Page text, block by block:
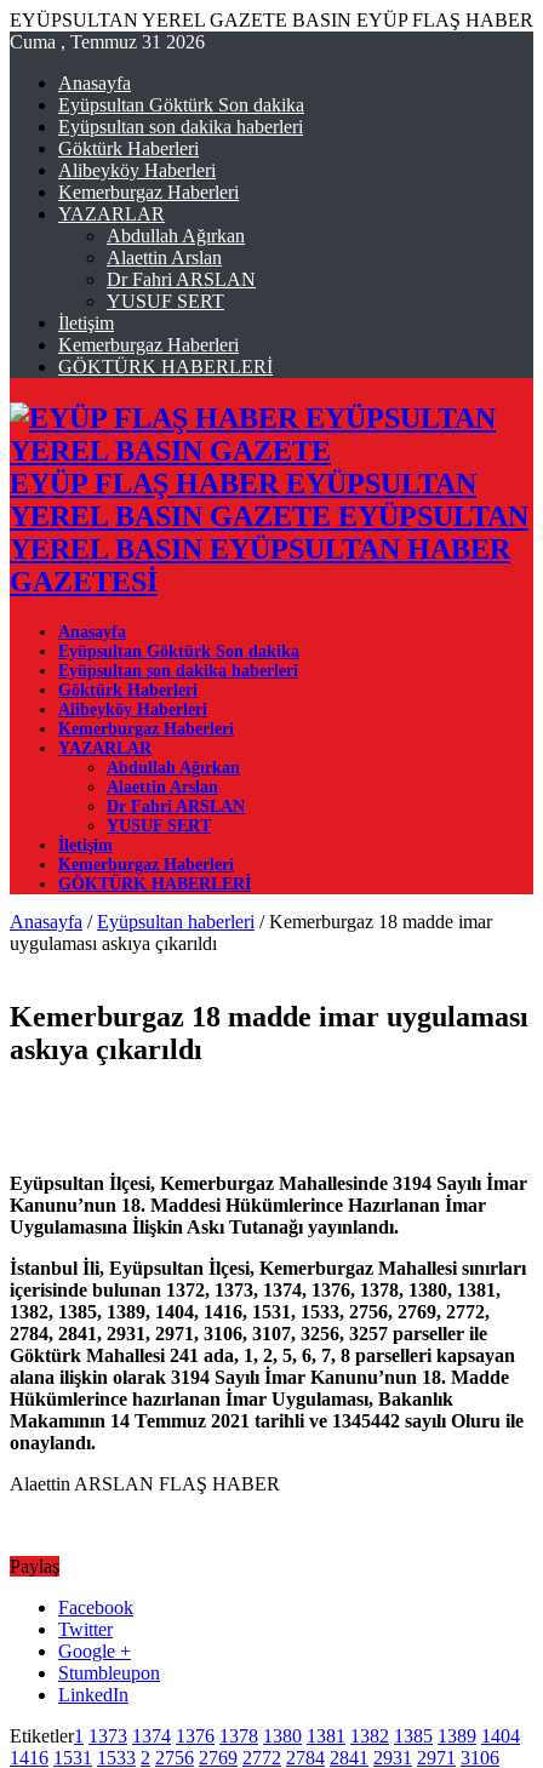
EYÜPSULTAN YEREL GAZETE BASIN EYÜP FLAŞ HABER
Cuma , Temmuz 31 2026
Anasayfa
Eyüpsultan Göktürk Son dakika
Eyüpsultan son dakika haberleri
Göktürk Haberleri
Alibeyköy Haberleri
Kemerburgaz Haberleri
YAZARLAR
Abdullah Ağırkan
Alaettin Arslan
Dr Fahri ARSLAN
YUSUF SERT
İletişim
Kemerburgaz Haberleri
GÖKTÜRK HABERLERİ
EYÜP FLAŞ HABER EYÜPSULTAN
YEREL BASIN GAZETE EYÜPSULTAN
YEREL BASIN EYÜPSULTAN HABER
GAZETESİ
Anasayfa
Eyüpsultan Göktürk Son dakika
Eyüpsultan son dakika haberleri
Göktürk Haberleri
Alibeyköy Haberleri
Kemerburgaz Haberleri
YAZARLAR
Abdullah Ağırkan
Alaettin Arslan
Dr Fahri ARSLAN
YUSUF SERT
İletişim
Kemerburgaz Haberleri
GÖKTÜRK HABERLERİ
Anasayfa / Eyüpsultan haberleri / Kemerburgaz 18 madde imar
uygulaması askıya çıkarıldı
Kemerburgaz 18 madde imar uygulaması
askıya çıkarıldı
Eyüpsultan İlçesi, Kemerburgaz Mahallesinde 3194 Sayılı İmar
Kanunu’nun 18. Maddesi Hükümlerince Hazırlanan İmar
Uygulamasına İlişkin Askı Tutanağı yayınlandı.
İstanbul İli, Eyüpsultan İlçesi, Kemerburgaz Mahallesi sınırları
içerisinde bulunan 1372, 1373, 1374, 1376, 1378, 1380, 1381,
1382, 1385, 1389, 1404, 1416, 1531, 1533, 2756, 2769, 2772,
2784, 2841, 2931, 2971, 3106, 3107, 3256, 3257 parseller ile
Göktürk Mahallesi 241 ada, 1, 2, 5, 6, 7, 8 parselleri kapsayan
alana ilişkin olarak 3194 Sayılı İmar Kanunu’nun 18. Madde
Hükümlerince hazırlanan İmar Uygulaması, Bakanlık
Makamının 14 Temmuz 2021 tarihli ve 1345442 sayılı Oluru ile
onaylandı.
Alaettin ARSLAN FLAŞ HABER
Paylaş
Facebook
Twitter
Google +
Stumbleupon
LinkedIn
Etiketler1 1373 1374 1376 1378 1380 1381 1382 1385 1389 1404
1416 1531 1533 2 2756 2769 2772 2784 2841 2931 2971 3106